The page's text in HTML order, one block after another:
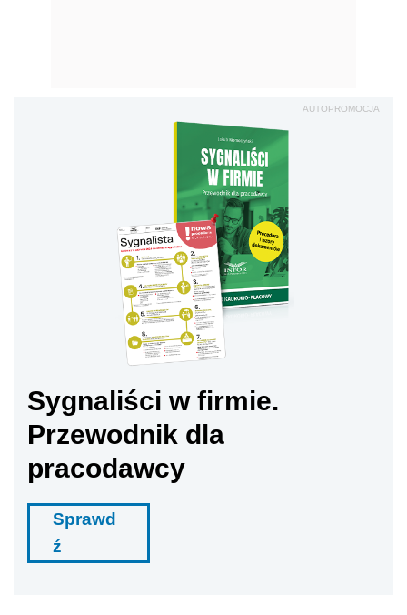
AUTOPROMOCJA
Sygnaliści w firmie.
Przewodnik dla
pracodawcy
Sprawd
ź